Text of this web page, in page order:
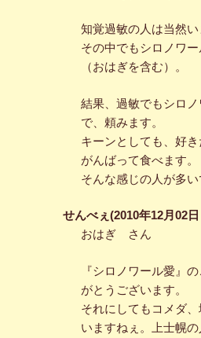
知覚過敏の人は当然い
その中でもシロノワ
（おはぎを含む）。
結果、過敏でもシロ
で、頼みます。
キーンとしても、好き
がんばって食べます。
そんな感じの人が多い
せんべぇ(2010年12月02
おはぎ さん
『シロノワール愛』
がとうございます。
それにしてもコメダ
いますねぇ。上士幌